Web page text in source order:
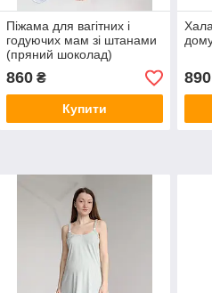
Піжама для вагітних і
годуючих мам зі штанами
(пряний шоколад)
860₴
Купити
890